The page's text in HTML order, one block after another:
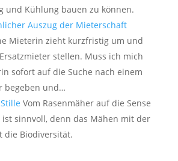
und Kühlung bauen zu können.
Auszug der Mieterschaft
Mieterin zieht kurzfristig um und
stellen. Muss ich mich
sofort auf die Suche nach einem
begeben und…
Vom Rasenmäher auf die Sense
ist sinnvoll, denn das Mähen mit der
die Biodiversität.